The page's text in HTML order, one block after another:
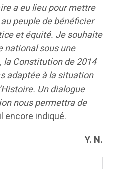
a eu lieu pour mettre
peuple de bénéficier
et équité. Je souhaite
national sous une
la Constitution de 2014
adaptée à la situation
Un dialogue
nous permettra de
encore indiqué.
Y. N.